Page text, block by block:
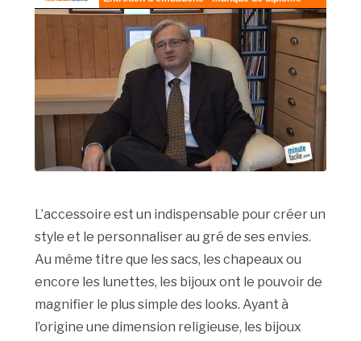
L’accessoire est un indispensable pour créer un
style et le personnaliser au gré de ses envies.
Au même titre que les sacs, les chapeaux ou
encore les lunettes, les bijoux ont le pouvoir de
magnifier le plus simple des looks. Ayant à
l’origine une dimension religieuse, les bijoux